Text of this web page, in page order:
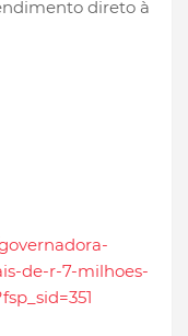
direto à
de-r-7-milhoes-